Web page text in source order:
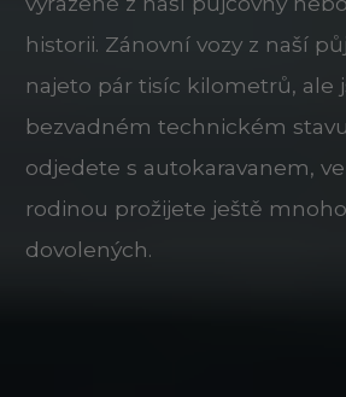
historii. Zánovní vozy z naší
najeto pár tisíc kilometrů, ale
bezvadném technickém
odjedete s autokaravanem,
rodinou prožijete ještě
dovolených.